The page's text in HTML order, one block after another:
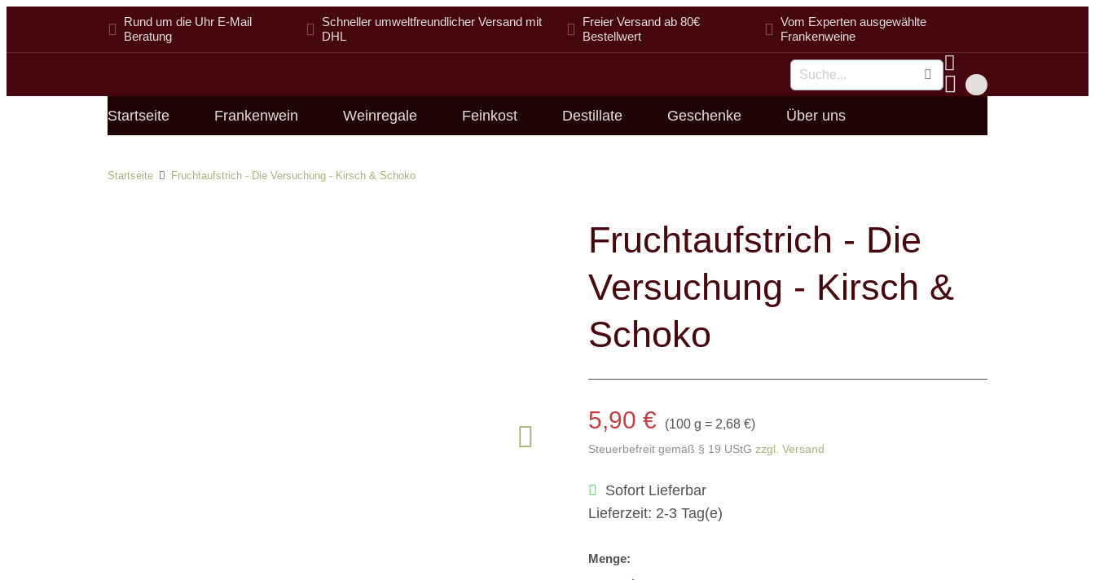
Rund um die Uhr E-Mail
Beratung
Schneller umweltfreundlicher Versand mit
DHL
Freier Versand ab 80€
Bestellwert
Vom Experten ausgewählte
Frankenweine
Suche
Startseite
Frankenwein Weinregale Feinkost Destillate Geschenke Über uns
Startseite Fruchtaufstrich - Die Versuchung - Kirsch & Schoko
Fruchtaufstrich - Die
Versuchung - Kirsch &
Schoko
5,90 € (100 g = 2,68 €)
Steuerbefreit gemäß § 19 UStG zzgl. Versand
Sofort Lieferbar
Lieferzeit: 2-3 Tag(e)
Menge: